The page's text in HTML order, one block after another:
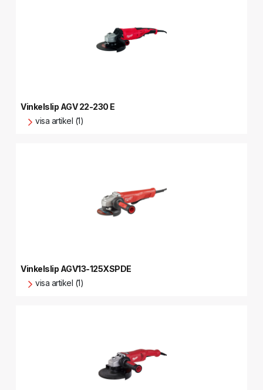
Vinkelslip AGV 22-230 E
visa artikel (1)
Vinkelslip AGV13-125XSPDE
visa artikel (1)